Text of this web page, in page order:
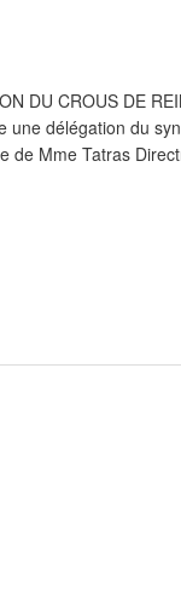
DU CROUS DE
une délégation du
de Mme Tatras